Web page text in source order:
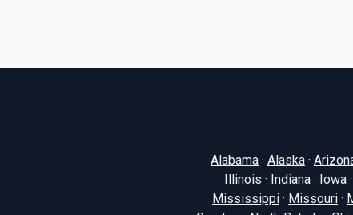
Alabama · Alaska ·
Illinois · Indiana · Iowa ·
Mississippi · Missouri ·